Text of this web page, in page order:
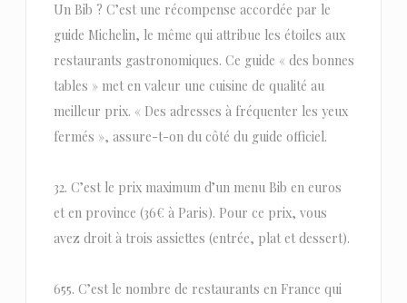
Un Bib ? C’est une récompense accordée par le
guide Michelin, le même qui attribue les étoiles aux
restaurants gastronomiques. Ce guide « des bonnes
tables » met en valeur une cuisine de qualité au
meilleur prix. « Des adresses à fréquenter les yeux
fermés », assure-t-on du côté du guide officiel.
32. C’est le prix maximum d’un menu Bib en euros
et en province (36€ à Paris). Pour ce prix, vous
avez droit à trois assiettes (entrée, plat et dessert).
655. C’est le nombre de restaurants en France qui